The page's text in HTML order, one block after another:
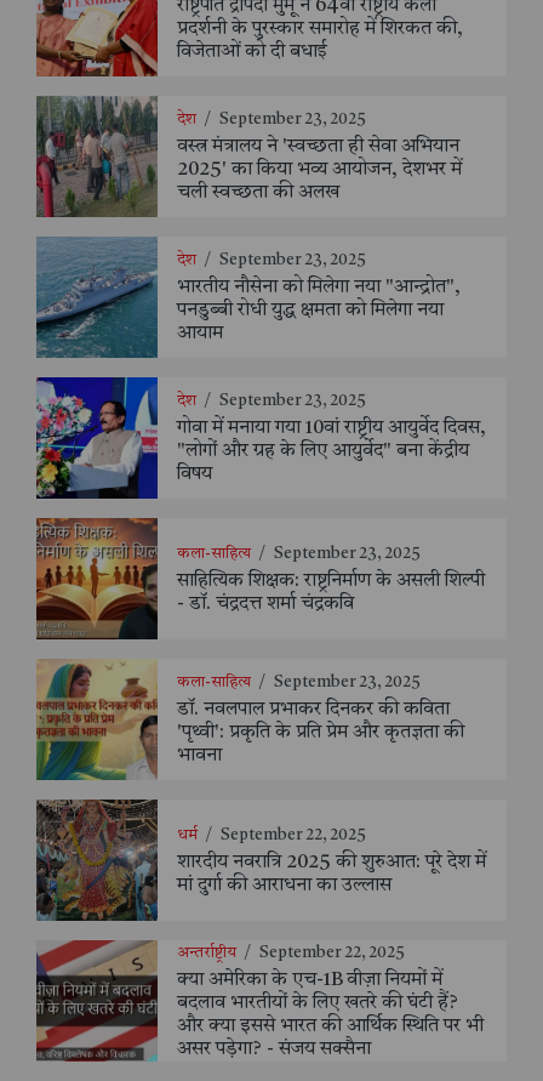
राष्ट्रपति द्रौपदी मुर्मू ने 64वीं राष्ट्रीय कला
प्रदर्शनी के पुरस्कार समारोह में शिरकत की,
विजेताओं को दी बधाई
देश / September 23, 2025
वस्त्र मंत्रालय ने 'स्वच्छता ही सेवा अभियान
2025' का किया भव्य आयोजन, देशभर में
चली स्वच्छता की अलख
देश / September 23, 2025
भारतीय नौसेना को मिलेगा नया "आन्द्रोत",
पनडुब्बी रोधी युद्ध क्षमता को मिलेगा नया
आयाम
देश / September 23, 2025
गोवा में मनाया गया 10वां राष्ट्रीय आयुर्वेद दिवस,
"लोगों और ग्रह के लिए आयुर्वेद" बना केंद्रीय
विषय
कला-साहित्य / September 23, 2025
साहित्यिक शिक्षक: राष्ट्रनिर्माण के असली शिल्पी
- डॉ. चंद्रदत्त शर्मा चंद्रकवि
कला-साहित्य / September 23, 2025
डॉ. नवलपाल प्रभाकर दिनकर की कविता
'पृथ्वी': प्रकृति के प्रति प्रेम और कृतज्ञता की
भावना
धर्म / September 22, 2025
शारदीय नवरात्रि 2025 की शुरुआत: पूरे देश में
मां दुर्गा की आराधना का उल्लास
अन्तर्राष्ट्रीय / September 22, 2025
क्या अमेरिका के एच-1B वीज़ा नियमों में
बदलाव भारतीयों के लिए खतरे की घंटी हैं?
और क्या इससे भारत की आर्थिक स्थिति पर भी
असर पड़ेगा? - संजय सक्सैना